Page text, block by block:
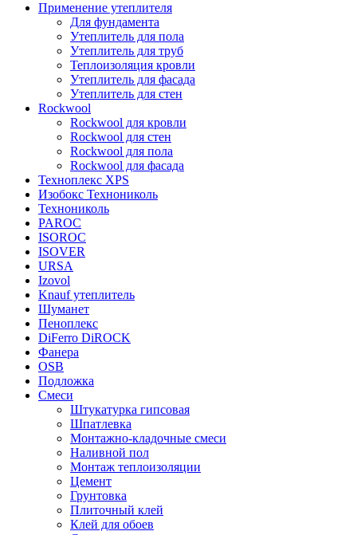
Применение утеплителя
Для фундамента
Утеплитель для пола
Утеплитель для труб
Теплоизоляция кровли
Утеплитель для фасада
Утеплитель для стен
Rockwool
Rockwool для кровли
Rockwool для стен
Rockwool для пола
Rockwool для фасада
Техноплекс XPS
Изобокс Технониколь
Технониколь
PAROC
ISOROC
ISOVER
URSA
Izovol
Knauf утеплитель
Шуманет
Пеноплекс
DiFerro DiROCK
Фанера
OSB
Подложка
Смеси
Штукатурка гипсовая
Шпатлевка
Монтажно-кладочные смеси
Наливной пол
Монтаж теплоизоляции
Цемент
Грунтовка
Плиточный клей
Клей для обоев